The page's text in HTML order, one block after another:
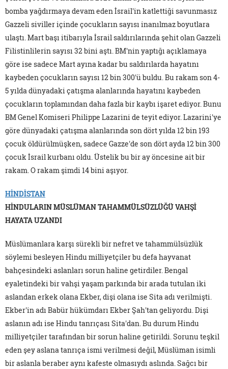
bomba yağdırmaya devam eden İsrail'in katlettiği savunmasız
Gazzeli siviller içinde çocukların sayısı inanılmaz boyutlara
ulaştı. Mart başı itibarıyla İsrail saldırılarında şehit olan Gazzeli
Filistinlilerin sayısı 32 bini aştı. BM'nin yaptığı açıklamaya
göre ise sadece Mart ayına kadar bu saldırılarda hayatını
kaybeden çocukların sayısı 12 bin 300'ü buldu. Bu rakam son 4-
5 yılda dünyadaki çatışma alanlarında hayatını kaybeden
çocukların toplamından daha fazla bir kaybı işaret ediyor. Bunu
BM Genel Komiseri Philippe Lazarini de teyit ediyor. Lazarini'ye
göre dünyadaki çatışma alanlarında son dört yılda 12 bin 193
çocuk öldürülmüşken, sadece Gazze'de son dört ayda 12 bin 300
çocuk İsrail kurbanı oldu. Üstelik bu bir ay öncesine ait bir
rakam. O rakam şimdi 14 bini aşıyor.
HİNDİSTAN
HİNDULARIN MÜSLÜMAN TAHAMMÜLSÜZLÜĞÜ VAHŞİ
HAYATA UZANDI
Müslümanlara karşı sürekli bir nefret ve tahammülsüzlük
söylemi besleyen Hindu milliyetçiler bu defa hayvanat
bahçesindeki aslanları sorun haline getirdiler. Bengal
eyaletindeki bir vahşi yaşam parkında bir arada tutulan iki
aslandan erkek olana Ekber, dişi olana ise Sita adı verilmişti.
Ekber'in adı Babür hükümdarı Ekber Şah'tan geliyordu. Dişi
aslanın adı ise Hindu tanrıçası Sita'dan. Bu durum Hindu
milliyetçiler tarafından bir sorun haline getirildi. Sorunu teşkil
eden şey aslana tanrıça ismi verilmesi değil, Müslüman isimli
bir aslanla beraber aynı kafeste olmasıydı aslında. Sağcı bir